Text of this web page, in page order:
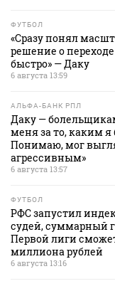
ФУТБОЛ
«Сразу понял
решение о переходе
быстро» — Даку
6 августа 13:59
АЛЬФА-БАНК РПЛ
Даку —
меня за то, каким я
Понимаю, мог
агрессивным»
6 августа 13:57
ФУТБОЛ
РФС запустил
судей, суммарный
Первой лиги
миллиона рублей
6 августа 13:16